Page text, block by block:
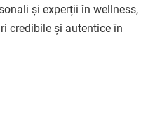
și experții în wellness,
credibile și autentice în